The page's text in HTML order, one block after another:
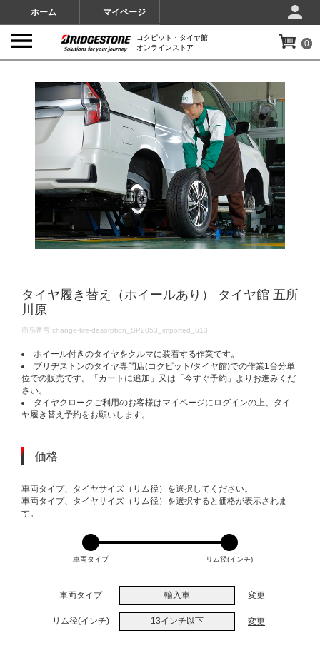
ホーム マイページ
コクピット・タイヤ館
オンラインストア
0
タイヤ履き替え（ホイールあり） タイヤ館 五所
川原
DETAILS
商品番号 change-tire-desorption_SP2053_imported_u13
ホイール付きのタイヤをクルマに装着する作業です。
ブリヂストンのタイヤ専門店(コクピット/タイヤ館)での作業1台分単
位での販売です。「カートに追加」又は「今すぐ予約」よりお進みくだ
さい。
タイヤクロークご利用のお客様はマイページにログインの上、タイ
ヤ履き替え予約をお願いします。
価格
VARIATIONS
車両タイプ、タイヤサイズ（リム径）を選択してください。
車両タイプ、タイヤサイズ（リム径）を選択すると価格が表示されま
す。
車両タイプ リム径(インチ)
車両タイプ 輸入車 変更
リム径(インチ) 13インチ以下 変更